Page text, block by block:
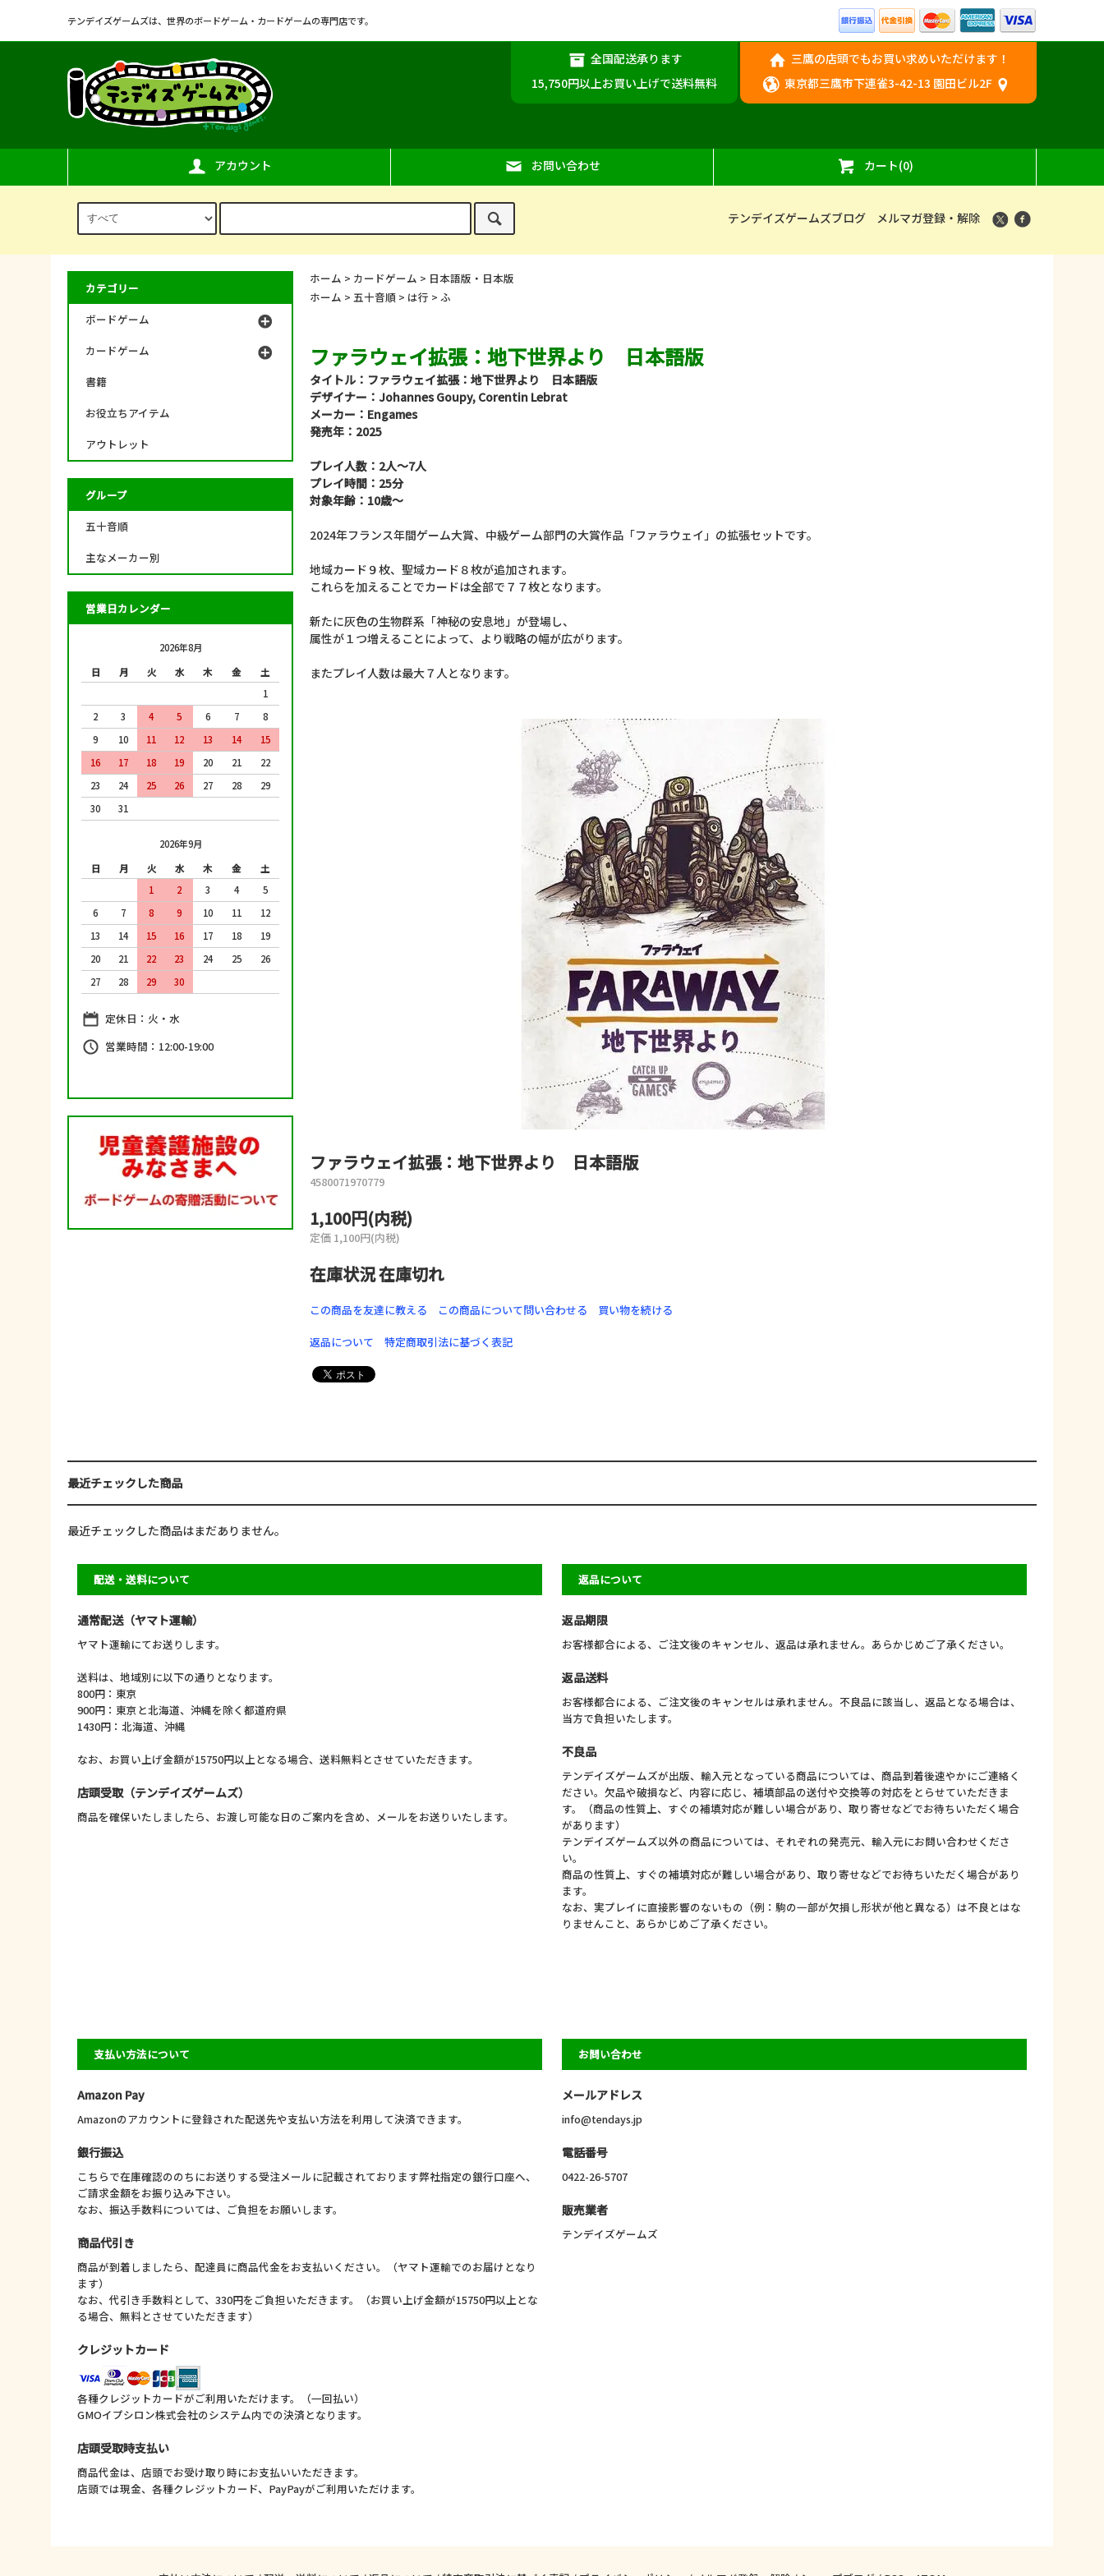
テンデイズゲームズは、世界のボードゲーム・カードゲームの専門店です。
全国配送承ります
15,750円以上お買い上げで送料無料
三鷹の店頭でもお買い求めいただけます！
東京都三鷹市下連雀3-42-13 園田ビル2F
アカウント お問い合わせ カート(0)
テンデイズゲームズブログ メルマガ登録・解除
ホーム > カードゲーム > 日本語版・日本版
ホーム > 五十音順 > は行 > ふ
ファラウェイ拡張：地下世界より 日本語版
タイトル：ファラウェイ拡張：地下世界より 日本語版
デザイナー：Johannes Goupy, Corentin Lebrat
メーカー：Engames
発売年：2025
プレイ人数：2人～7人
プレイ時間：25分
対象年齢：10歳～
2024年フランス年間ゲーム大賞、中級ゲーム部門の大賞作品「ファラウェイ」の拡張セットです。
地域カード９枚、聖域カード８枚が追加されます。
これらを加えることでカードは全部で７７枚となります。
新たに灰色の生物群系「神秘の安息地」が登場し、
属性が１つ増えることによって、より戦略の幅が広がります。
またプレイ人数は最大７人となります。
ファラウェイ拡張：地下世界より 日本語版
4580071970779
1,100円(内税)
定価 1,100円(内税)
在庫状況 在庫切れ
この商品を友達に教える この商品について問い合わせる 買い物を続ける
返品について 特定商取引法に基づく表記
カテゴリー
ボードゲーム
カードゲーム
書籍
お役立ちアイテム
アウトレット
グループ
五十音順
主なメーカー別
営業日カレンダー
2026年8月
日
月 火 水 木 金
土
1
2
3 4 5 6 7
8
9
10 11 12 13 14
15
16
17 18 19 20 21
22
23
24 25 26 27 28
29
30
31
2026年9月
日
月 火 水 木 金
土
1
2 3 4
5
6
7 8 9 10 11
12
13
14 15 16 17 18
19
20
21 22 23 24 25
26
27
28 29 30
定休日：火・水
営業時間：12:00-19:00
最近チェックした商品
最近チェックした商品はまだありません。
配送・送料について
通常配送（ヤマト運輸）
ヤマト運輸にてお送りします。
送料は、地域別に以下の通りとなります。
800円：東京
900円：東京と北海道、沖縄を除く都道府県
1430円：北海道、沖縄
なお、お買い上げ金額が15750円以上となる場合、送料無料とさせていただきます。
店頭受取（テンデイズゲームズ）
商品を確保いたしましたら、お渡し可能な日のご案内を含め、メールをお送りいたします。
返品について
返品期限
お客様都合による、ご注文後のキャンセル、返品は承れません。あらかじめご了承ください。
返品送料
お客様都合による、ご注文後のキャンセルは承れません。不良品に該当し、返品となる場合は、
当方で負担いたします。
不良品
テンデイズゲームズが出版、輸入元となっている商品については、商品到着後速やかにご連絡く
ださい。欠品や破損など、内容に応じ、補填部品の送付や交換等の対応をとらせていただきま
す。（商品の性質上、すぐの補填対応が難しい場合があり、取り寄せなどでお待ちいただく場合
があります）
テンデイズゲームズ以外の商品については、それぞれの発売元、輸入元にお問い合わせくださ
い。
商品の性質上、すぐの補填対応が難しい場合があり、取り寄せなどでお待ちいただく場合があり
ます。
なお、実プレイに直接影響のないもの（例：駒の一部が欠損し形状が他と異なる）は不良とはな
りませんこと、あらかじめご了承ください。
支払い方法について
Amazon Pay
Amazonのアカウントに登録された配送先や支払い方法を利用して決済できます。
銀行振込
こちらで在庫確認ののちにお送りする受注メールに記載されております弊社指定の銀行口座へ、
ご請求金額をお振り込み下さい。
なお、振込手数料については、ご負担をお願いします。
商品代引き
商品が到着しましたら、配達員に商品代金をお支払いください。（ヤマト運輸でのお届けとなり
ます）
なお、代引き手数料として、330円をご負担いただきます。（お買い上げ金額が15750円以上とな
る場合、無料とさせていただきます）
クレジットカード
各種クレジットカードがご利用いただけます。（一回払い）
GMOイプシロン株式会社のシステム内での決済となります。
店頭受取時支払い
商品代金は、店頭でお受け取り時にお支払いいただきます。
店頭では現金、各種クレジットカード、PayPayがご利用いただけます。
お問い合わせ
メールアドレス
info@tendays.jp
電話番号
0422-26-5707
販売業者
テンデイズゲームズ